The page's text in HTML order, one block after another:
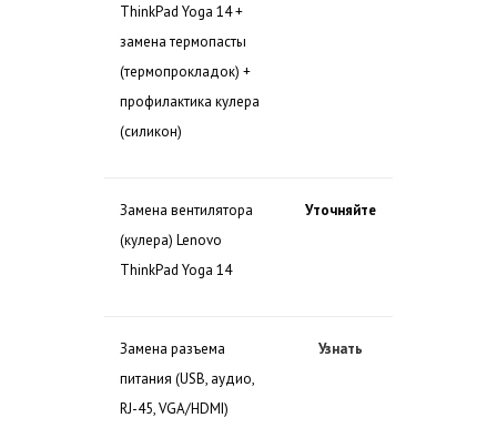
ThinkPad Yoga 14 +
замена термопасты
(термопрокладок) +
профилактика кулера
(силикон)
Замена вентилятора
(кулера) Lenovo
ThinkPad Yoga 14
Уточняйте
Замена разъема
питания (USB, аудио,
RJ-45, VGA/HDMI)
Узнать